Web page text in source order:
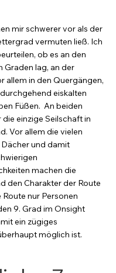
mir schwerer vor als der
vermuten ließ. Ich
ob es an den
Graden lag, an der
allem in den Quergängen,
eiskalten
Füßen.  An beiden
einzige Seilschaft in
Vor allem die vielen
und damit
machen die
den Charakter der Route
Route nur Personen
9. Grad im Onsight
ein zügiges
möglich ist.